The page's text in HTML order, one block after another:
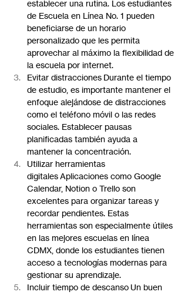
establecer una rutina. Los estudiantes
de Escuela en Línea No. 1 pueden
beneficiarse de un horario
personalizado que les permita
aprovechar al máximo la flexibilidad de
la escuela por internet.
Evitar distracciones Durante el tiempo
de estudio, es importante mantener el
enfoque alejándose de distracciones
como el teléfono móvil o las redes
sociales. Establecer pausas
planificadas también ayuda a
mantener la concentración.
Utilizar herramientas
digitales Aplicaciones como Google
Calendar, Notion o Trello son
excelentes para organizar tareas y
recordar pendientes. Estas
herramientas son especialmente útiles
en las mejores escuelas en línea
CDMX, donde los estudiantes tienen
acceso a tecnologías modernas para
gestionar su aprendizaje.
Incluir tiempo de descanso Un buen